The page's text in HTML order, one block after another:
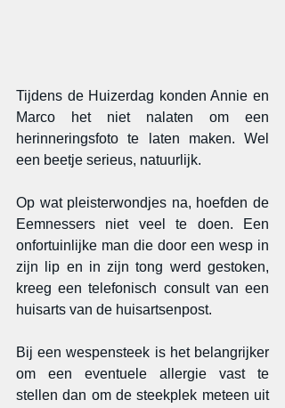
Tijdens de Huizerdag konden Annie en
Marco het niet nalaten om een
herinneringsfoto te laten maken. Wel
een beetje serieus, natuurlijk.
Op wat pleisterwondjes na, hoefden de
Eemnessers niet veel te doen. Een
onfortuinlijke man die door een wesp in
zijn lip en in zijn tong werd gestoken,
kreeg een telefonisch consult van een
huisarts van de huisartsenpost.
Bij een wespensteek is het belangrijker
om een eventuele allergie vast te
stellen dan om de steekplek meteen uit